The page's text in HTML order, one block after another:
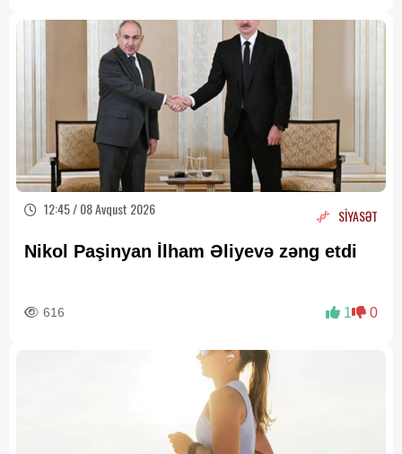
12:45 / 08 Avqust 2026 SİYASƏT
Nikol Paşinyan İlham Əliyevə zəng etdi
616 1 0